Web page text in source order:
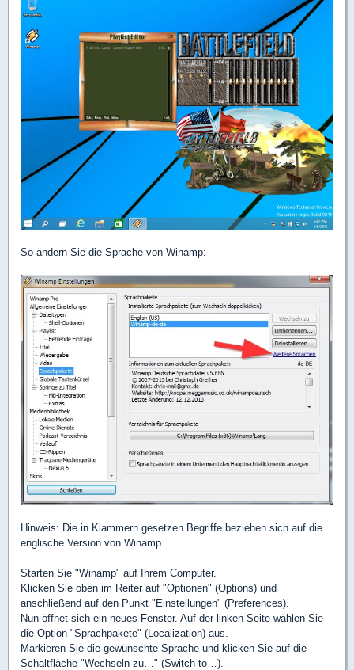
So ändern Sie die Sprache von Winamp:
Hinweis: Die in Klammern gesetzen Begriffe beziehen sich auf die
englische Version von Winamp.
Starten Sie "Winamp" auf Ihrem Computer.
Klicken Sie oben im Reiter auf "Optionen" (Options) und
anschließend auf den Punkt "Einstellungen" (Preferences).
Nun öffnet sich ein neues Fenster. Auf der linken Seite wählen Sie
die Option "Sprachpakete" (Localization) aus.
Markieren Sie die gewünschte Sprache und klicken Sie auf die
Schaltfläche "Wechseln zu…" (Switch to…).